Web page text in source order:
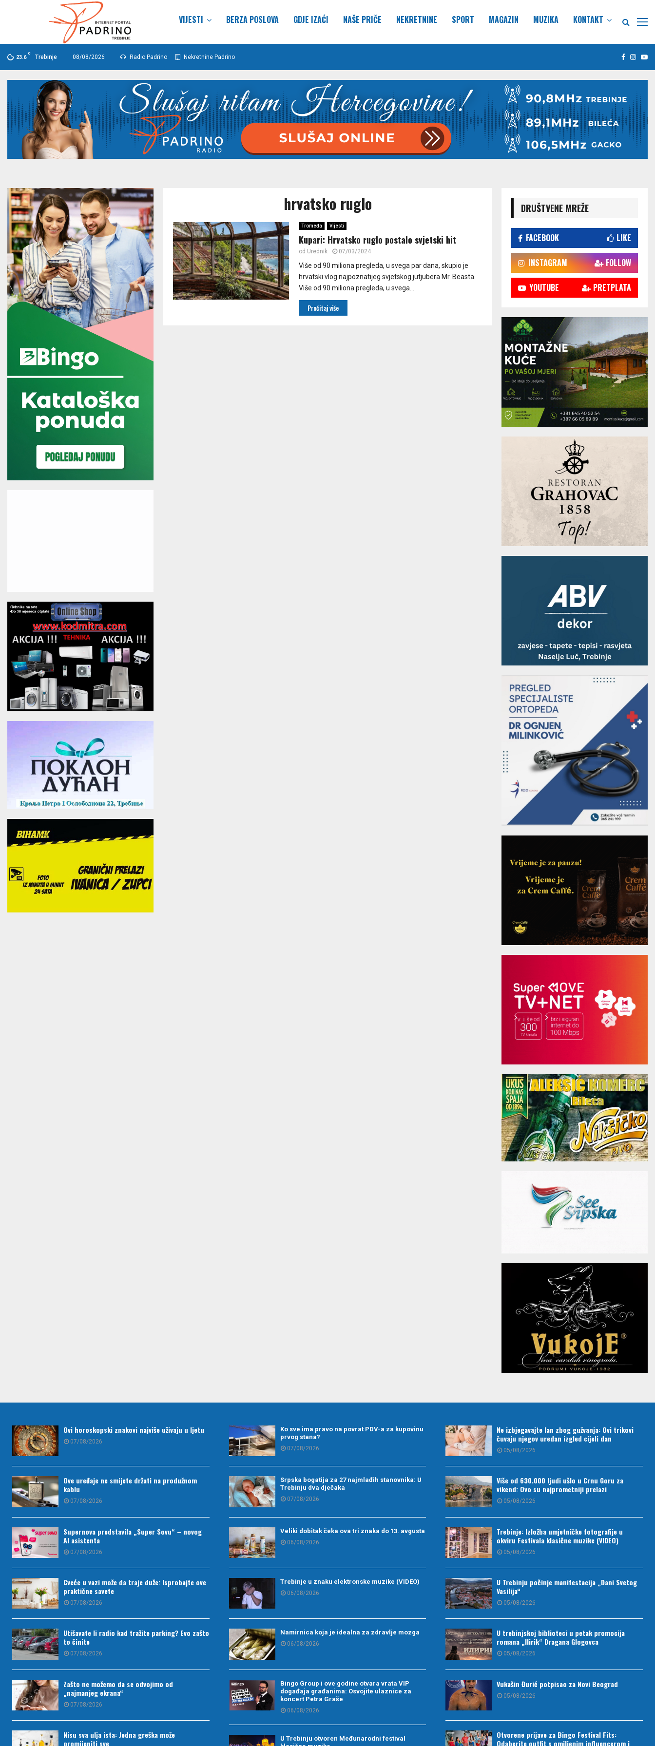
VIJESTI BERZA POSLOVA GDJE IZAĆI NAŠE PRIČE NEKRETNINE SPORT MAGAZIN MUZIKA KONTAKT
23.6
C
Trebinje 08/08/2026 Radio Padrino Nekretnine Padrino Facebook
hrvatsko ruglo
Tromeđa Vijesti
Kupari: Hrvatsko ruglo postalo svjetski hit
od Urednik 07/03/2024
Više od 90 miliona pregleda, u svega par dana, skupio je
hrvatski vlog najpoznatijeg svjetskog jutjubera Mr. Beasta.
Više od 90 miliona pregleda, u svega...
Pročitaj više
DRUŠTVENE MREŽE
FACEBOOK LIKE
INSTAGRAM FOLLOW
YOUTUBE PRETPLATA
Ovi horoskopski znakovi najviše uživaju u ljetu
07/08/2026
Ove uređaje ne smijete držati na produžnom
kablu
07/08/2026
Supernova predstavila „Super Sovu“ – novog
AI asistenta
07/08/2026
Cveće u vazi može da traje duže: Isprobajte ove
praktične savete
07/08/2026
Utišavate li radio kad tražite parking? Evo zašto
to činite
07/08/2026
Zašto ne možemo da se odvojimo od
„najmanjeg ekrana“
07/08/2026
Nisu sva ulja ista: Jedna greška može
promijeniti sve
Ko sve ima pravo na povrat PDV-a za kupovinu
prvog stana?
07/08/2026
Srpska bogatija za 27 najmlađih stanovnika: U
Trebinju dva dječaka
07/08/2026
Veliki dobitak čeka ova tri znaka do 13. avgusta
06/08/2026
Trebinje u znaku elektronske muzike (VIDEO)
06/08/2026
Namirnica koja je idealna za zdravlje mozga
06/08/2026
Bingo Group i ove godine otvara vrata VIP
događaja građanima: Osvojite ulaznice za
koncert Petra Graše
06/08/2026
U Trebinju otvoren Međunarodni festival
Ne izbjegavajte lan zbog gužvanja: Ovi trikovi
čuvaju njegov uredan izgled cijeli dan
05/08/2026
Više od 630.000 ljudi ušlo u Crnu Goru za
vikend: Ovo su najprometniji prelazi
05/08/2026
Trebinje: Izložba umjetničke fotografije u
okviru Festivala klasične muzike (VIDEO)
05/08/2026
U Trebinju počinje manifestacija „Dani Svetog
Vasilija“
05/08/2026
U trebinjskoj biblioteci u petak promocija
romana „Ilirik“ Dragana Glogovca
05/08/2026
Vukašin Đurić potpisao za Novi Beograd
05/08/2026
Otvorene prijave za Bingo Festival Fits:
Odaberite outfit s omiljenim influencerom i